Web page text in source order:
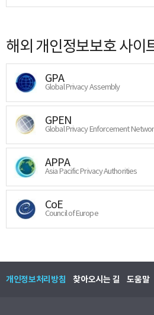
해외 개인정보보호 사이
GPA
Global Privacy Assembly
GPEN
Global Privacy Enforcement
APPA
Asia Pacific Privacy Authorities
CoE
Council of Europe
개인정보처리방침 찾아오시는 길 도움말